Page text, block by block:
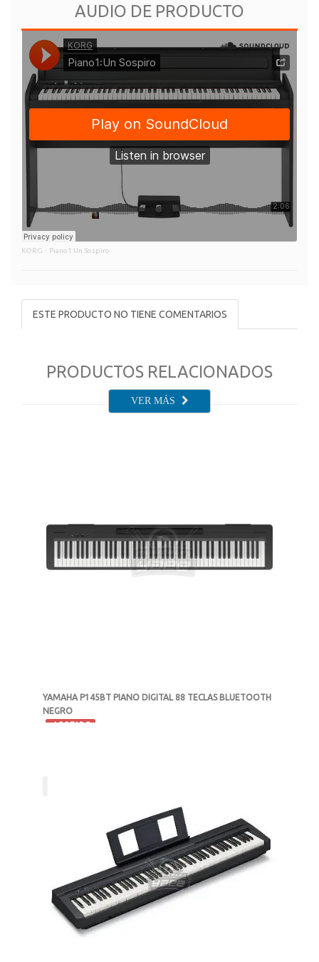
AUDIO DE PRODUCTO
KORG · Piano1:Un Sospiro
ESTE PRODUCTO NO TIENE COMENTARIOS
PRODUCTOS RELACIONADOS
VER MÁS
YAMAHA P145BT PIANO DIGITAL 88 TECLAS BLUETOOTH
NEGRO
AGOTADO